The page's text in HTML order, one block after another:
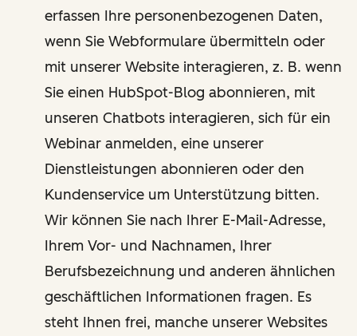
erfassen Ihre personenbezogenen Daten,
wenn Sie Webformulare übermitteln oder
mit unserer Website interagieren, z. B. wenn
Sie einen HubSpot-Blog abonnieren, mit
unseren Chatbots interagieren, sich für ein
Webinar anmelden, eine unserer
Dienstleistungen abonnieren oder den
Kundenservice um Unterstützung bitten.
Wir können Sie nach Ihrer E-Mail-Adresse,
Ihrem Vor- und Nachnamen, Ihrer
Berufsbezeichnung und anderen ähnlichen
geschäftlichen Informationen fragen. Es
steht Ihnen frei, manche unserer Websites